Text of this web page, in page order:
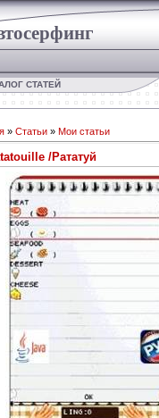
СТАТЕЙ
» Статьи » Мои статьи
/Рататуй